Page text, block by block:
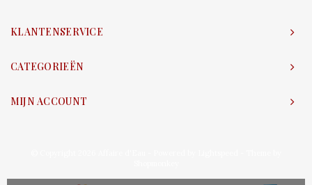
KLANTENSERVICE
CATEGORIEËN
MIJN ACCOUNT